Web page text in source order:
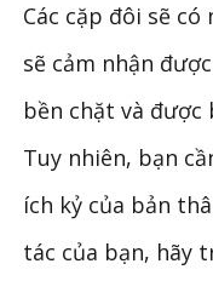
Các cặp đôi sẽ
sẽ cảm nhận
bền chặt và
Tuy nhiên, bạn
ích kỷ của bản
tác của bạn, hãy